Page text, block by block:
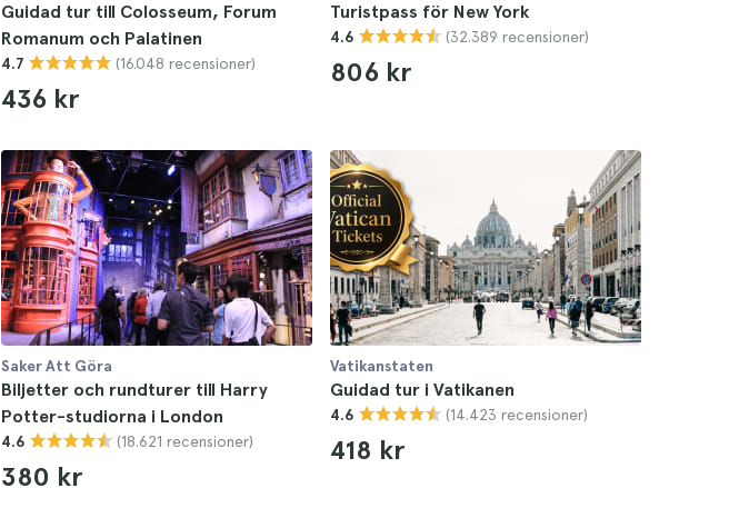
Guidad tur till Colosseum, Forum
Romanum och Palatinen
4.7 (16.048 recensioner)
436 kr
Turistpass för New York
4.6 (32.389 recensioner)
806 kr
Saker Att Göra
Biljetter och rundturer till Harry
Potter-studiorna i London
4.6 (18.621 recensioner)
380 kr
Vatikanstaten
Guidad tur i Vatikanen
4.6 (14.423 recensioner)
418 kr